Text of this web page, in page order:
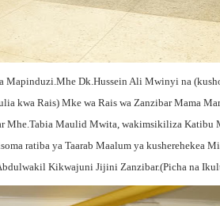
Mapinduzi.Mhe Dk.Hussein Ali Mwinyi na
kwa Rais) Mke wa Rais wa Zanzibar Mama
Mhe.Tabia Maulid Mwita, wakimsikiliza Katibu
ratiba ya Taarab Maalum ya kusherehekea
Kikwajuni Jijini Zanzibar.(Picha na